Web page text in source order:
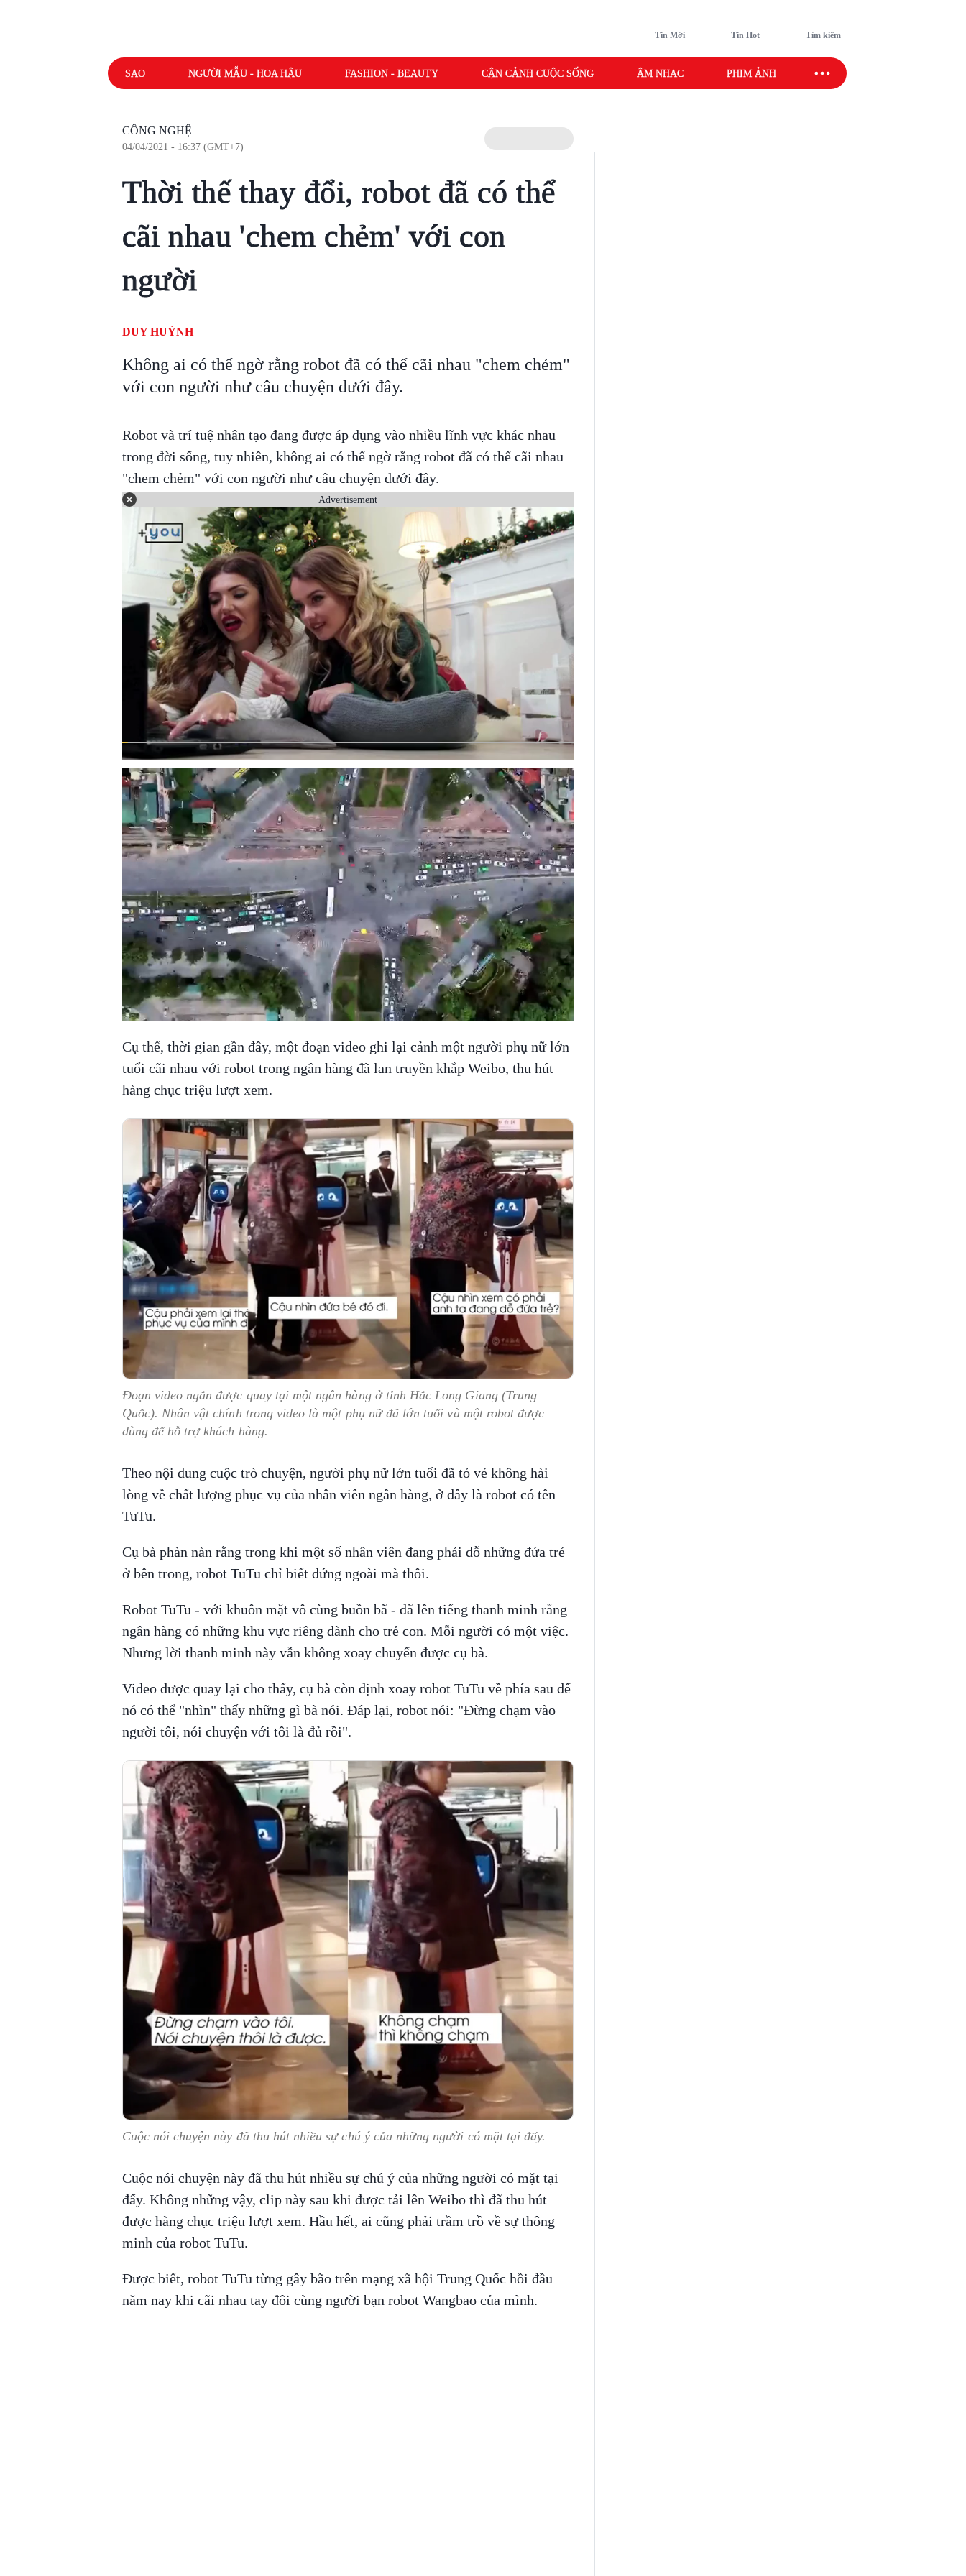
Tin Mới Tin Hot Tìm kiếm
SAO NGƯỜI MẪU - HOA HẬU FASHION - BEAUTY CẬN CẢNH CUỘC SỐNG ÂM NHẠC PHIM ẢNH SAO SPORT
CÔNG NGHỆ
04/04/2021 - 16:37 (GMT+7)
Thời thế thay đổi, robot đã có thể
cãi nhau 'chem chẻm' với con
người
DUY HUỲNH
Không ai có thể ngờ rằng robot đã có thể cãi nhau "chem chẻm"
với con người như câu chuyện dưới đây.
Robot và trí tuệ nhân tạo đang được áp dụng vào nhiều lĩnh vực khác nhau
trong đời sống, tuy nhiên, không ai có thể ngờ rằng robot đã có thể cãi nhau
"chem chẻm" với con người như câu chuyện dưới đây.
Advertisement
Cụ thể, thời gian gần đây, một đoạn video ghi lại cảnh một người phụ nữ lớn
tuổi cãi nhau với robot trong ngân hàng đã lan truyền khắp Weibo, thu hút
hàng chục triệu lượt xem.
Đoạn video ngắn được quay tại một ngân hàng ở tỉnh Hắc Long Giang (Trung
Quốc). Nhân vật chính trong video là một phụ nữ đã lớn tuổi và một robot được
dùng để hỗ trợ khách hàng.
Theo nội dung cuộc trò chuyện, người phụ nữ lớn tuổi đã tỏ vẻ không hài
lòng về chất lượng phục vụ của nhân viên ngân hàng, ở đây là robot có tên
TuTu.
Cụ bà phàn nàn rằng trong khi một số nhân viên đang phải dỗ những đứa trẻ
ở bên trong, robot TuTu chỉ biết đứng ngoài mà thôi.
Robot TuTu - với khuôn mặt vô cùng buồn bã - đã lên tiếng thanh minh rằng
ngân hàng có những khu vực riêng dành cho trẻ con. Mỗi người có một việc.
Nhưng lời thanh minh này vẫn không xoay chuyển được cụ bà.
Video được quay lại cho thấy, cụ bà còn định xoay robot TuTu về phía sau để
nó có thể "nhìn" thấy những gì bà nói. Đáp lại, robot nói: "Đừng chạm vào
người tôi, nói chuyện với tôi là đủ rồi".
Cuộc nói chuyện này đã thu hút nhiều sự chú ý của những người có mặt tại đấy.
Cuộc nói chuyện này đã thu hút nhiều sự chú ý của những người có mặt tại
đấy. Không những vậy, clip này sau khi được tải lên Weibo thì đã thu hút
được hàng chục triệu lượt xem. Hầu hết, ai cũng phải trầm trồ về sự thông
minh của robot TuTu.
Được biết, robot TuTu từng gây bão trên mạng xã hội Trung Quốc hồi đầu
năm nay khi cãi nhau tay đôi cùng người bạn robot Wangbao của mình.